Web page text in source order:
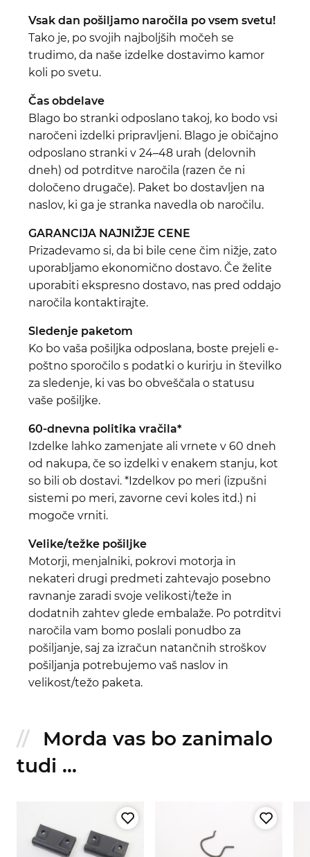
Vsak dan pošiljamo naročila po vsem svetu!
Tako je, po svojih najboljših močeh se
trudimo, da naše izdelke dostavimo kamor
koli po svetu.
Čas obdelave
Blago bo stranki odposlano takoj, ko bodo vsi
naročeni izdelki pripravljeni. Blago je običajno
odposlano stranki v 24–48 urah (delovnih
dneh) od potrditve naročila (razen če ni
določeno drugače). Paket bo dostavljen na
naslov, ki ga je stranka navedla ob naročilu.
GARANCIJA NAJNIŽJE CENE
Prizadevamo si, da bi bile cene čim nižje, zato
uporabljamo ekonomično dostavo. Če želite
uporabiti ekspresno dostavo, nas pred oddajo
naročila kontaktirajte.
Sledenje paketom
Ko bo vaša pošiljka odposlana, boste prejeli e-
poštno sporočilo s podatki o kurirju in številko
za sledenje, ki vas bo obveščala o statusu
vaše pošiljke.
60-dnevna politika vračila*
Izdelke lahko zamenjate ali vrnete v 60 dneh
od nakupa, če so izdelki v enakem stanju, kot
so bili ob dostavi. *Izdelkov po meri (izpušni
sistemi po meri, zavorne cevi koles itd.) ni
mogoče vrniti.
Velike/težke pošiljke
Motorji, menjalniki, pokrovi motorja in
nekateri drugi predmeti zahtevajo posebno
ravnanje zaradi svoje velikosti/teže in
dodatnih zahtev glede embalaže. Po potrditvi
naročila vam bomo poslali ponudbo za
pošiljanje, saj za izračun natančnih stroškov
pošiljanja potrebujemo vaš naslov in
velikost/težo paketa.
Morda vas bo zanimalo
tudi ...